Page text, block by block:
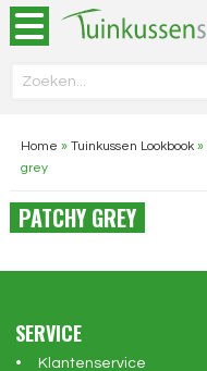
Home » Tuinkussen Lookbook»
grey
PATCHY GREY
SERVICE
Klantenservice